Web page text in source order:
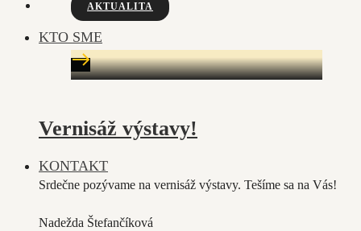
KTO SME
KONTAKT
AKTUALITA
Vernisáž výstavy!
Srdečne pozývame na vernisáž výstavy. Tešíme sa na Vás!
Nadežda Štefančíková